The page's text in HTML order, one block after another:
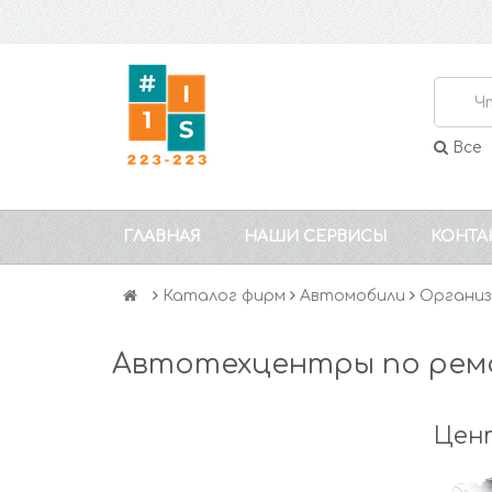
Все
ГЛАВНАЯ НАШИ СЕРВИСЫ
Каталог фирм Автомобили
Автотехцентры по